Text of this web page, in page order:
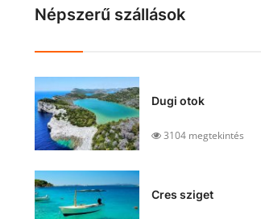
Népszerű szállások
Dugi otok
3104 megtekintés
Cres sziget